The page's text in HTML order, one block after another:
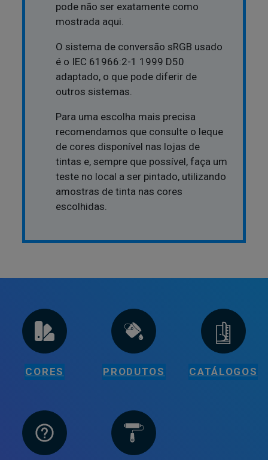
pode não ser exatamente como
mostrada aqui.
O sistema de conversão sRGB usado
é o IEC 61966:2-1 1999 D50
adaptado, o que pode diferir de
outros sistemas.
Para uma escolha mais precisa
recomendamos que consulte o leque
de cores disponível nas lojas de
tintas e, sempre que possível, faça um
teste no local a ser pintado, utilizando
amostras de tinta nas cores
escolhidas.
CORES PRODUTOS CATÁLOGOS